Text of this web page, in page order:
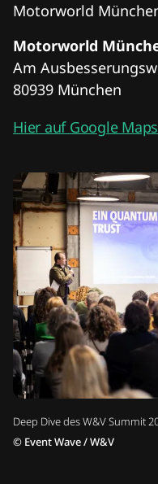
Deep Dive des W&V Summit
© Event Wave / W&V
Motorworld
Motorworld
Am
80939 München
Hier auf Google